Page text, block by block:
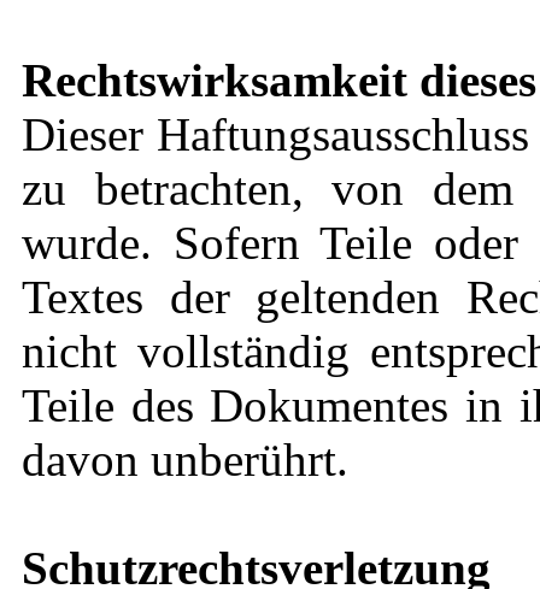
Rechtswirksamkeit
Dieser
zu betrachten, von dem
wurde. Sofern Teile oder
Textes der geltenden
nicht vollständig
Teile des Dokumentes
davon unberührt.
Schutzrechtsverletzung